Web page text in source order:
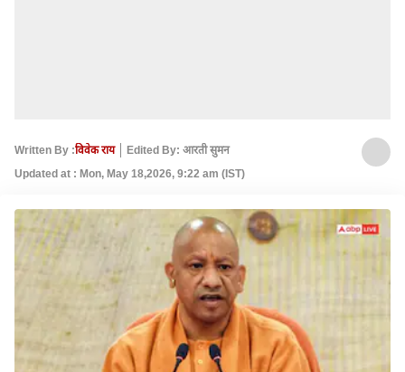
Written By :विवेक राय
Edited By: आरती सुमन
Updated at : Mon, May 18,2026, 9:22 am (IST)